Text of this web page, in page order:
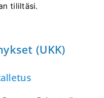
tililtäsi.
(UKK)